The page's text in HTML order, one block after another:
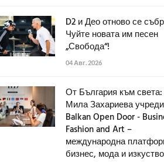
D2 и Део отново се
Чуйте новата им песен
„Свобода“!
04 Авг. 2026
От България към света:
Мила Захариева учреди
Balkan Open Door -
Fashion and Art –
международна
бизнес, мода и изкуство